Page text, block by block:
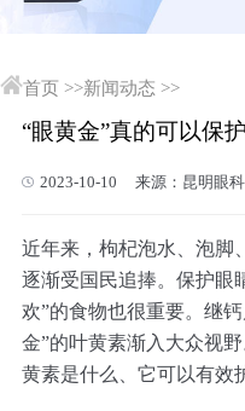
首页 >>新闻动态 >>
“眼黄金”真的可以保
2023-10-10 来源：昆明眼
近年来，枸杞泡水、泡脚
逐渐受国民追捧。保护眼
欢”的食物也很重要。继
金”的叶黄素渐入大众视
黄素是什么、它可以有效